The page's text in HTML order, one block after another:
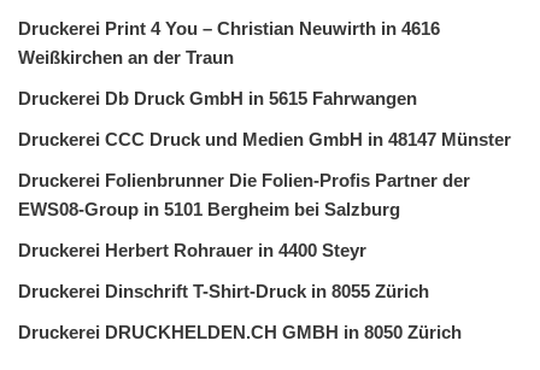
Druckerei Print 4 You – Christian Neuwirth in 4616
Weißkirchen an der Traun
Druckerei Db Druck GmbH in 5615 Fahrwangen
Druckerei CCC Druck und Medien GmbH in 48147 Münster
Druckerei Folienbrunner Die Folien-Profis Partner der
EWS08-Group in 5101 Bergheim bei Salzburg
Druckerei Herbert Rohrauer in 4400 Steyr
Druckerei Dinschrift T-Shirt-Druck in 8055 Zürich
Druckerei DRUCKHELDEN.CH GMBH in 8050 Zürich